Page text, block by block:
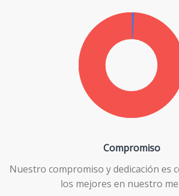
Compromiso
Nuestro compromiso y dedicación es
los mejores en nuestro